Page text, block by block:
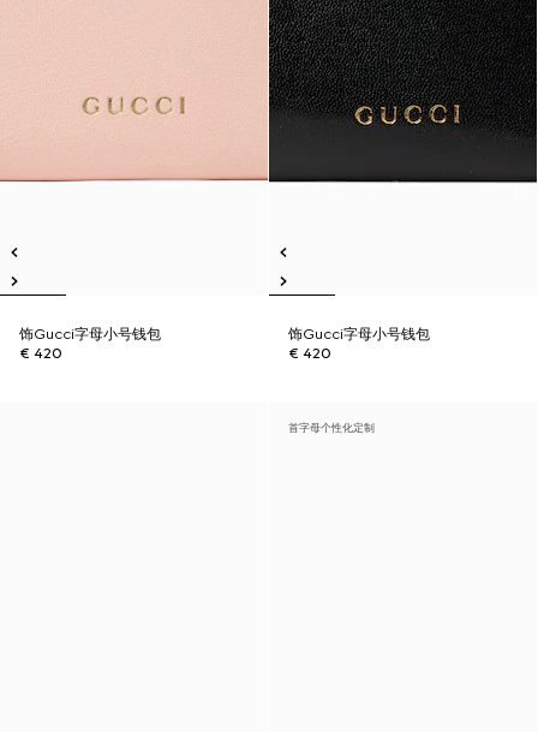
饰Gucci字母小号钱包
€ 420
饰Gucci字母小号钱包
€ 420
首字母个性化定制